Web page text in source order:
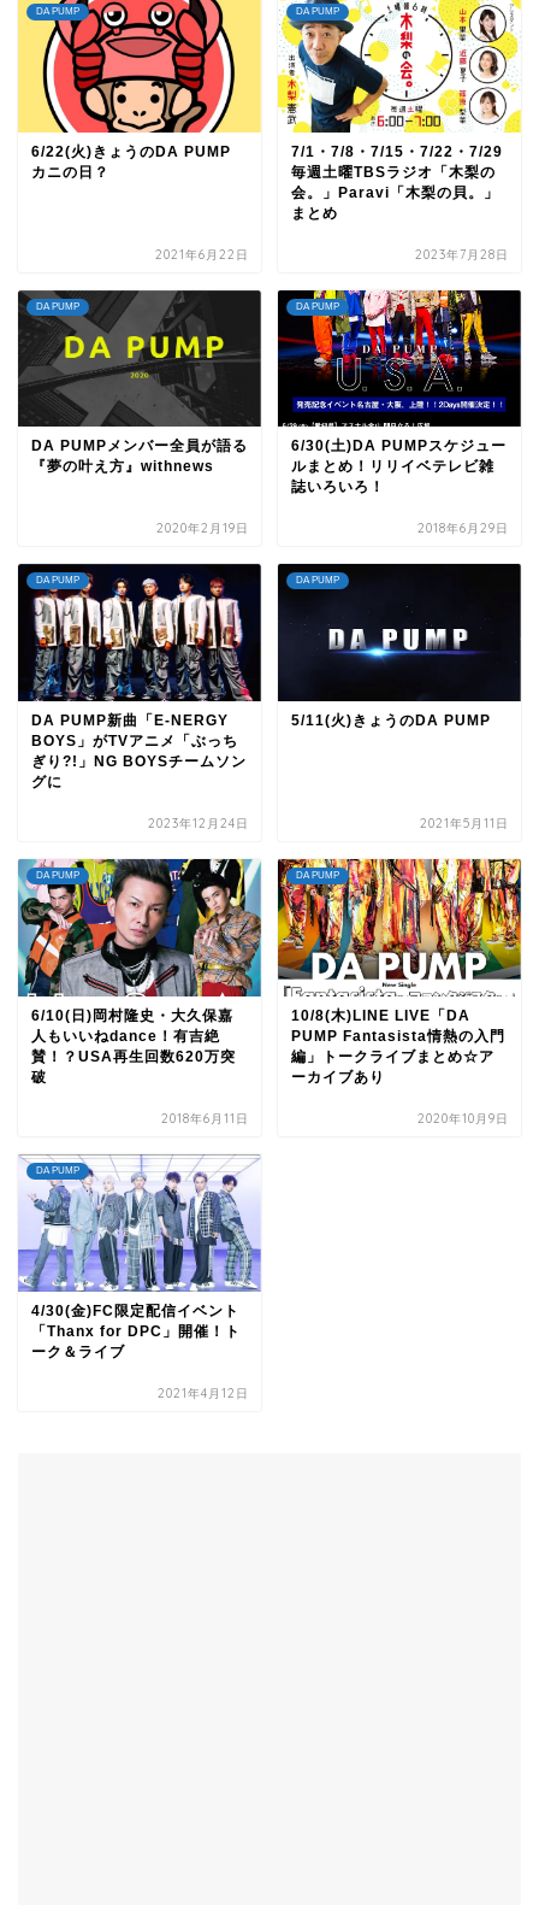
DA PUMP
6/22(火)きょうのDA PUMP
カニの日？
2021年6月22日
DA PUMP
7/1・7/8・7/15・7/22・7/29
毎週土曜TBSラジオ「木梨の
会。」Paravi「木梨の貝。」
まとめ
2023年7月28日
DA PUMP
DA PUMPメンバー全員が語る
『夢の叶え方』withnews
2020年2月19日
DA PUMP
6/30(土)DA PUMPスケジュー
ルまとめ！リリイベテレビ雑
誌いろいろ！
2018年6月29日
DA PUMP
DA PUMP新曲「E-NERGY
BOYS」がTVアニメ「ぶっち
ぎり?!」NG BOYSチームソン
グに
2023年12月24日
DA PUMP
5/11(火)きょうのDA PUMP
2021年5月11日
DA PUMP
6/10(日)岡村隆史・大久保嘉
人もいいねdance！有吉絶
賛！？USA再生回数620万突
破
2018年6月11日
DA PUMP
10/8(木)LINE LIVE「DA
PUMP Fantasista情熱の入門
編」トークライブまとめ☆ア
ーカイブあり
2020年10月9日
DA PUMP
4/30(金)FC限定配信イベント
「Thanx for DPC」開催！ト
ーク＆ライブ
2021年4月12日